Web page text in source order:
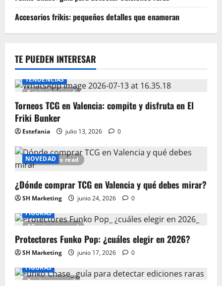
Accesorios frikis: pequeños detalles que enamoran
TE PUEDEN INTERESAR
5 minutes read
TENDENCIAS
Torneos TCG en Valencia: compite y disfruta en El
Friki Bunker
Estefania julio 13, 2026 0
15 minutes read
NOVEDAD
¿Dónde comprar TCG en Valencia y qué debes mirar?
SH Marketing junio 24, 2026 0
12 minutes read
FIGURAS
Protectores Funko Pop: ¿cuáles elegir en 2026?
SH Marketing junio 17, 2026 0
9 minutes read
FIGURAS